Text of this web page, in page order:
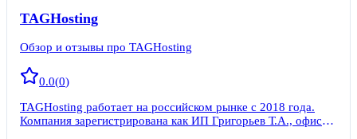
TAGHosting
Обзор и отзывы про TAGHosting
0.0(0)
TAGHosting работает на российском рынке с 2018 года.
Компания зарегистрирована как ИП Григорьев Т.А., офис